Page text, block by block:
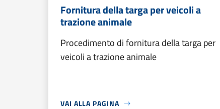
Fornitura della targa per veicoli a
trazione animale
Procedimento di fornitura della targa per
veicoli a trazione animale
VAI ALLA PAGINA